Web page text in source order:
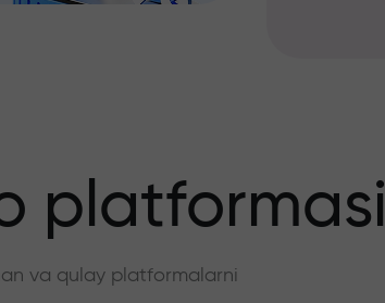
platformasi
va qulay platformalarni